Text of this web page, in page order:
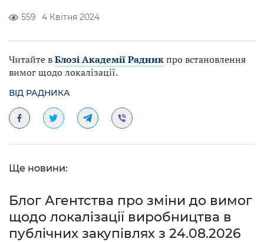
559 4 Квітня 2024
Читайте вБлозі Академії Радникпро встановлення
вимог щодо локалізації.
ВІД РАДНИКА
Ще новини:
Блог Агентства про зміни до вимог
щодо локалізації виробництва в
публічних закупівлях з 24.08.2026